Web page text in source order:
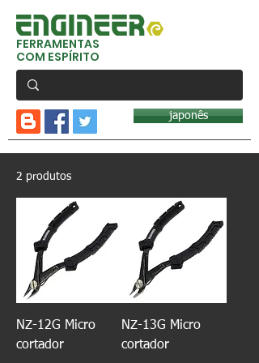
FERRAMENTAS
COM ESPÍRITO
japonês
2 produtos
NZ-12G Micro
cortador
NZ-13G Micro
cortador